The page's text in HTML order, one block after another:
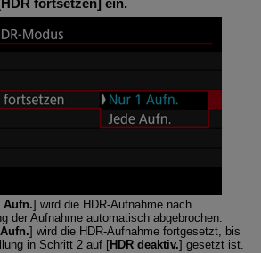
Aufn.] wird die HDR-Aufnahme nach
der Aufnahme automatisch abgebrochen.
] wird die HDR-Aufnahme fortgesetzt, bis
in Schritt 2 auf [HDR deaktiv.] gesetzt ist.